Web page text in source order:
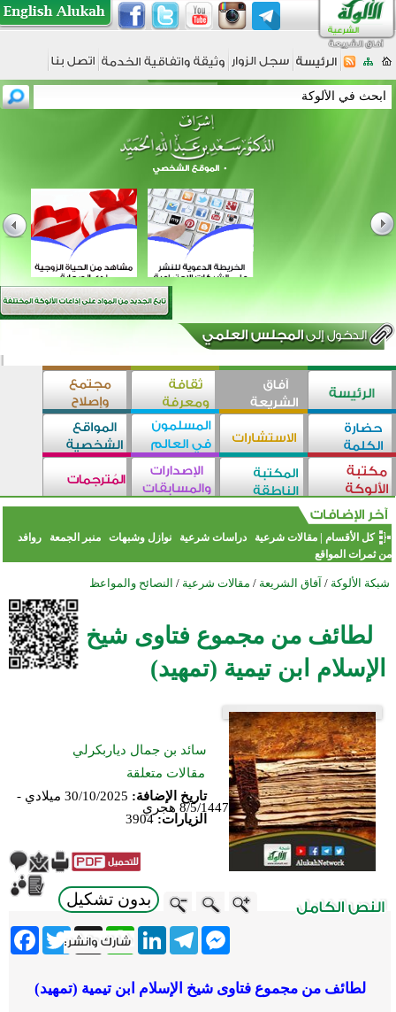
كل الأقسام |مقالات شرعية دراسات شرعية نوازل وشبهات منبر الجمعة
روافد
من ثمرات المواقع
شبكة الألوكة / آفاق الشريعة / مقالات شرعية / النصائح والمواعظ
لطائف من مجموع فتاوى شيخ
الإسلام ابن تيمية (تمهيد)
سائد بن جمال دياربكرلي
مقالات متعلقة
تاريخ الإضافة:
30/10/2025 ميلادي -
8/5/1447 هجري
الزيارات:3904
بدون تشكيل
Twitter X
WhatsApp
LinkedInTelegram
Messenger
لطائف من مجموع فتاوى شيخ الإسلام ابن تيمية (تمهيد)